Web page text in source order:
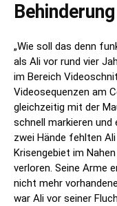
„Wie soll das denn
als Ali vor rund vier
im Bereich
Videosequenzen am
gleichzeitig mit der
schnell markieren und
zwei Hände fehlten
Krisengebiet im
verloren. Seine Arme
nicht mehr
war Ali vor seiner